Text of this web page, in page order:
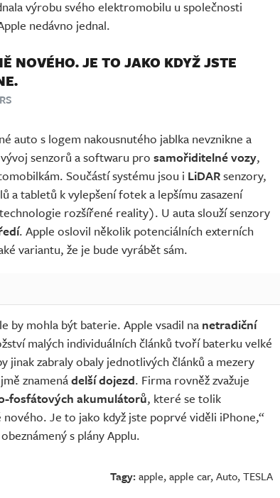
výrobu svého elektromobilu u společnosti
nedávno jednal.
NOVÉHO. JE TO JAKO KDYŽ JSTE
auto s logem nakousnutého jablka nevznikne a
senzorů a softwaru pro samořiditelné vozy,
Součástí systému jsou i LiDARsenzory,
a tabletů k vylepšení fotek a lepšímu zasazení
rozšířené reality). U auta slouží senzory
. Apple oslovil několik potenciálních externích
variantu, že je bude vyrábět sám.
by mohla být baterie. Apple vsadil na netradiční
malých individuálních článků tvoří baterku velké
jinak zabraly obaly jednotlivých článků a mezery
znamenádelší dojezd. Firma rovněž zvažuje
fosfátových akumulátorů, které se tolik
Je to jako když jste poprvé viděli iPhone,“
s plány Applu.
Tagy:apple,apple car,Auto,TESLA